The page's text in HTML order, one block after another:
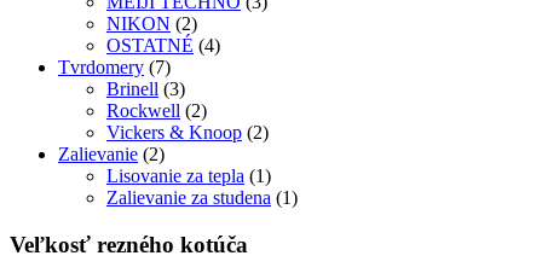
NIKON (2)
OSTATNÉ (4)
Tvrdomery (7)
Brinell (3)
Rockwell (2)
Vickers & Knoop (2)
Zalievanie (2)
Lisovanie za tepla (1)
Zalievanie za studena (1)
Veľkosť rezného kotúča